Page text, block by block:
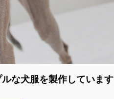
な犬服を製作しています